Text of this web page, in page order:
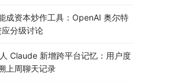
成资本炒作工具：OpenAI 奥尔特
分级讨论
Claude 新增跨平台记忆：用户度
上周聊天记录